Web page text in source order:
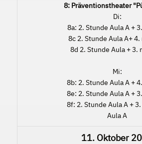
8: Präventionstheater
Di:
8a: 2. Stunde Aula A +
8c 2. Stunde Aula A+ 4.
8d 2. Stunde Aula + 3.
Mi:
8b: 2. Stunde Aula A +
8e: 2. Stunde Aula A +
8f: 2. Stunde Aula A +
Aula A
11. Oktober